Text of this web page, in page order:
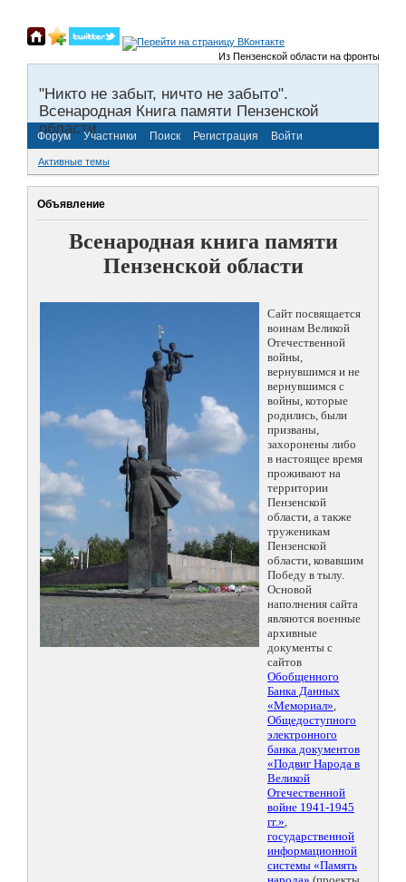
Из Пензенской области на фронты
"Никто не забыт, ничто не забыто".
Всенародная Книга памяти Пензенской
области.
Форум Участники Поиск Регистрация Войти
Активные темы
Объявление
Всенародная книга памяти
Пензенской области
Сайт посвящается
воинам Великой
Отечественной
войны,
вернувшимся и не
вернувшимся с
войны, которые
родились, были
призваны,
захоронены либо
в настоящее время
проживают на
территории
Пензенской
области, а также
труженикам
Пензенской
области, ковавшим
Победу в тылу.
Основой
наполнения сайта
являются военные
архивные
документы с
сайтов
Обобщенного
Банка Данных
«Мемориал»,
Общедоступного
электронного
банка документов
«Подвиг Народа в
Великой
Отечественной
войне 1941-1945
гг.»,
государственной
информационной
системы «Память